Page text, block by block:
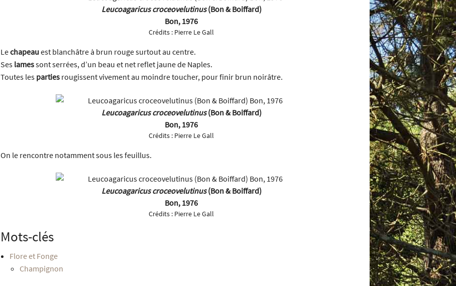
Nous contacter
Actualités
Leucoagaricus croceovelutinus(Bon & Boiffard)
Bon, 1976
Crédits : Pierre Le Gall
Lechapeau est blanchâtre à brun rouge surtout au centre.
Ses lamessont serrées, d’un beau et net reflet jaune de Naples.
Toutes les parties rougissent vivement au moindre toucher, pour finir brun noirâtre.
Leucoagaricus croceovelutinus(Bon & Boiffard)
Bon, 1976
Crédits : Pierre Le Gall
On le rencontre notamment sous les feuillus.
Leucoagaricus croceovelutinus(Bon & Boiffard)
Bon, 1976
Crédits : Pierre Le Gall
Mots-clés
Flore et Fonge
Champignon